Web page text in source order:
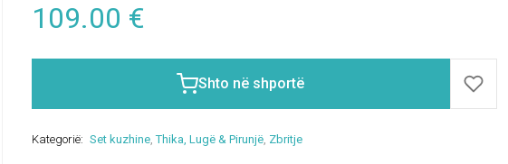
109.00 €
Shto në shportë
Kategorië: Set kuzhine,Thika, Lugë & Pirunjë, Zbritje